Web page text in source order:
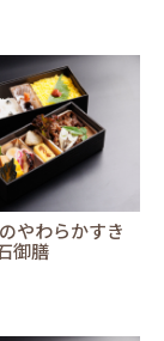
やわらかすき
御膳